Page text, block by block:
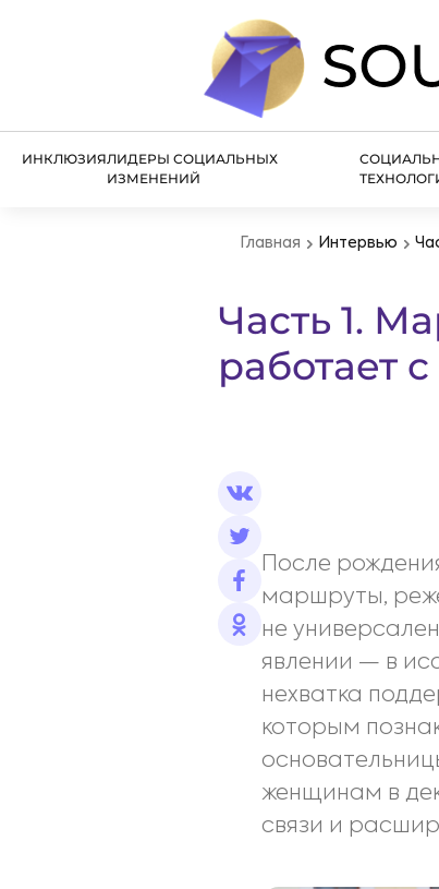
ИНКЛЮЗИЯЛИДЕРЫ СОЦИАЛЬНЫХ
ИЗМЕНЕНИЙ
Главная Интервью
Часть 1.
работает
После
маршруты,
не
явлении — в
нехватка
которым
женщинам в
связи и